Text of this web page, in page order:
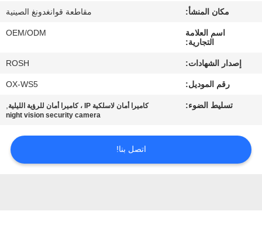
المصنع
مراقبة
الجودة
اتصل
بنا
أخبار
مكان المنشأ: مقاطعة قوانغدونغ الصينية
اسم العلامة
التجارية:
OEM/ODM
إصدار الشهادات: ROSH
رقم الموديل: OX-WS5
تسليط الضوء: كاميرا أمان لاسلكية IP ، كاميرا أمان للرؤية الليلية ,
night vision security camera
اتصل بنا!